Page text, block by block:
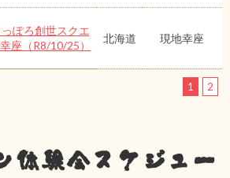
っぽろ創世スクエ
座（R8/10/25）
北海道 現地幸座
1 2
体験会スケジュー